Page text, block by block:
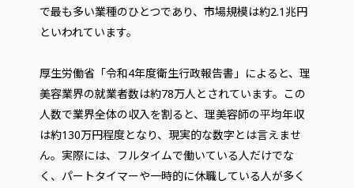
で最も多い業種のひとつであり、市場規模は約2.1兆円
といわれています。
厚生労働省「令和4年度衛生行政報告書」によると、理
美容業界の就業者数は約78万人とされています。この
人数で業界全体の収入を割ると、理美容師の平均年収
は約130万円程度となり、現実的な数字とは言えませ
ん。実際には、フルタイムで働いている人だけでな
く、パートタイマーや一時的に休職している人が多く